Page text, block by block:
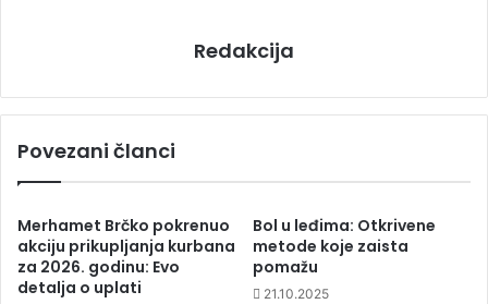
Redakcija
Povezani članci
Merhamet Brčko pokrenuo
akciju prikupljanja kurbana
za 2026. godinu: Evo
detalja o uplati
Bol u leđima: Otkrivene
metode koje zaista
pomažu
21.10.2025